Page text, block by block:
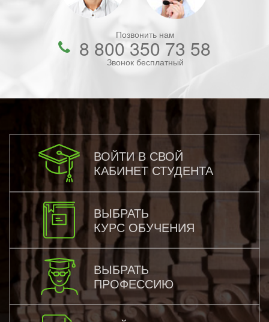
Позвонить нам
8 800 350 73 58
Звонок бесплатный
ВОЙТИ В СВОЙ
КАБИНЕТ СТУДЕНТА
ВЫБРАТЬ
КУРС ОБУЧЕНИЯ
ВЫБРАТЬ
ПРОФЕССИЮ